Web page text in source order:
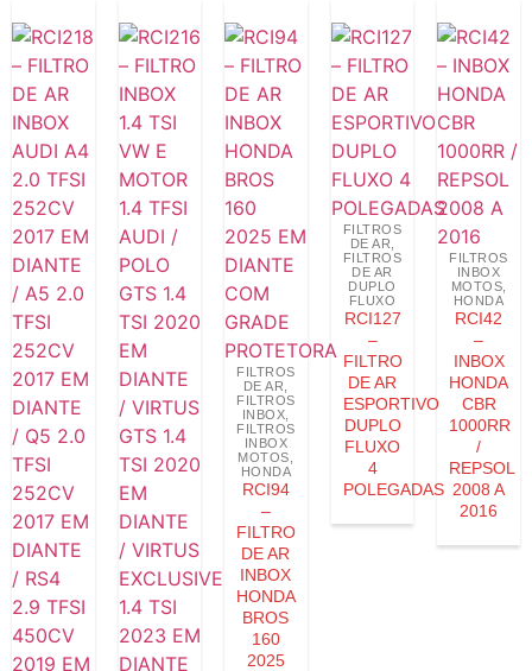
FILTROS
DE AR
FILTROS
INBOX
FILTROS
INBOX
MOTOS
HONDA
RCI94
–
FILTRO
DE AR
INBOX
HONDA
BROS
160
2025
FILTROS
DE AR
FILTROS
DE AR
DUPLO
FLUXO
RCI127
–
FILTRO
DE AR
ESPORTIVO
DUPLO
FLUXO
4
POLEGADAS
FILTROS
INBOX
MOTOS
HONDA
RCI42
–
INBOX
HONDA
CBR
1000RR
/
REPSOL
2008 A
2016